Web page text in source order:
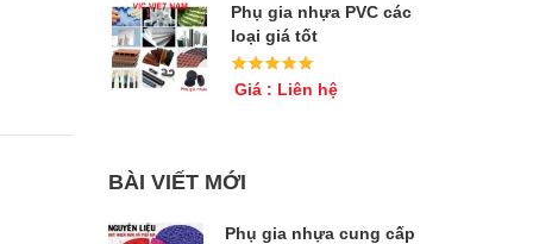
Phụ gia nhựa PVC các
loại giá tốt
Giá : Liên hệ
BÀI VIẾT MỚI
Phụ gia nhựa cung cấp